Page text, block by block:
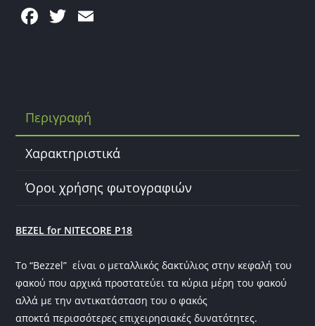
F
o
o
T
Περιγραφή
Χαρακτηριστικά
Όροι χρήσης φωτογραφιών
BEZEL for NITECORE P18
Το “Bezzel” είναι ο μεταλλικός δακτύλιος στην κεφαλή του
φακού που αρχικά προστατεύει τα κύρια μέρη του φακού
αλλά με την αντικατάσταση του ο φακός
αποκτά περισσότερες επιχειρησιακές δυνατότητες.